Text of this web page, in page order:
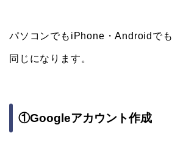
パソコンでもiPhone・Androidで
同じになります。
①Googleアカウント作成